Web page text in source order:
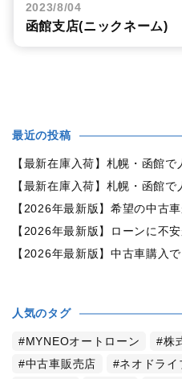
2023/8/04
函館支店(ニックネーム)
最近の投稿
人気のタグ
MYNEOオートローン
株
中古車販売店
ネオドライ